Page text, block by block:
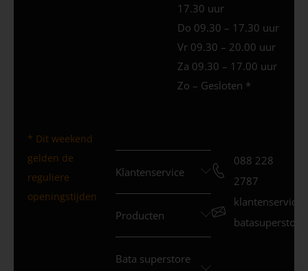
17.30 uur
Do 09.30 – 17.30 uur
Vr 09.30 – 20.00 uur
Za 09.30 – 17.00 uur
Zo – Gesloten *
* Dit weekend
gelden de
reguliere
openingstijden
Klantenservice
Producten
Bata superstore
088 228
2787